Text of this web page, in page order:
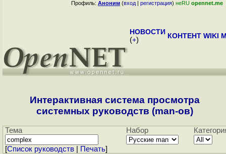
Профиль: Аноним (вход | регистрация) неRU opennet.me
НОВОСТИ
(+) КОНТЕНТ WIKI
Интерактивная система просмотра
системных руководств (man-ов)
Тема Набор
[Cписок руководств Печать]